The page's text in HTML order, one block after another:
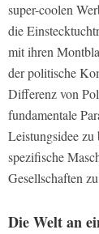
super-coolen
die
mit ihren
der politische
Differenz von
fundamentale
Leistungsidee zu
spezifische
Gesellschaften
Die Welt an